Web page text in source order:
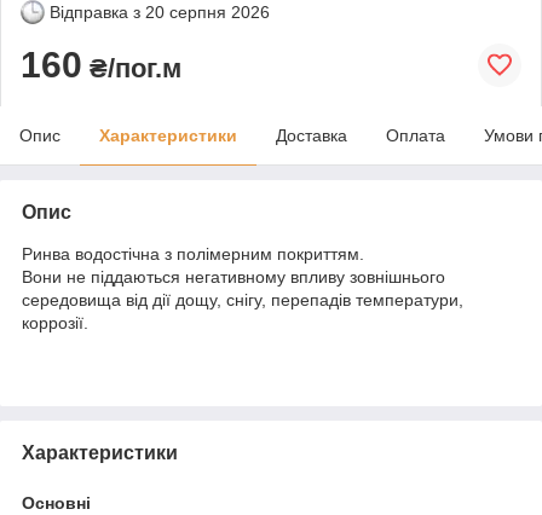
Відправка з 20 серпня 2026
160 ₴/пог.м
Опис Характеристики Доставка Оплата Умови
Опис
Ринва водостічна з полімерним покриттям.
Вони не піддаються негативному впливу зовнішнього
середовища від дії дощу, снігу, перепадів температури,
коррозії.
Характеристики
Основні